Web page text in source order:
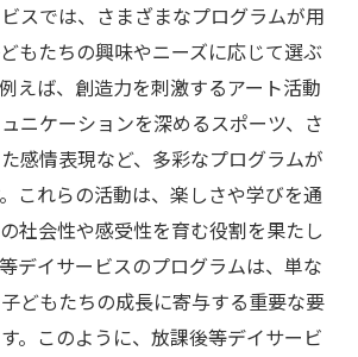
スでは、さまざまなプログラムが用
もたちの興味やニーズに応じて選ぶ
えば、創造力を刺激するアート活動
ニケーションを深めるスポーツ、さ
感情表現など、多彩なプログラムが
これらの活動は、楽しさや学びを通
社会性や感受性を育む役割を果たし
デイサービスのプログラムは、単な
どもたちの成長に寄与する重要な要
。このように、放課後等デイサービ